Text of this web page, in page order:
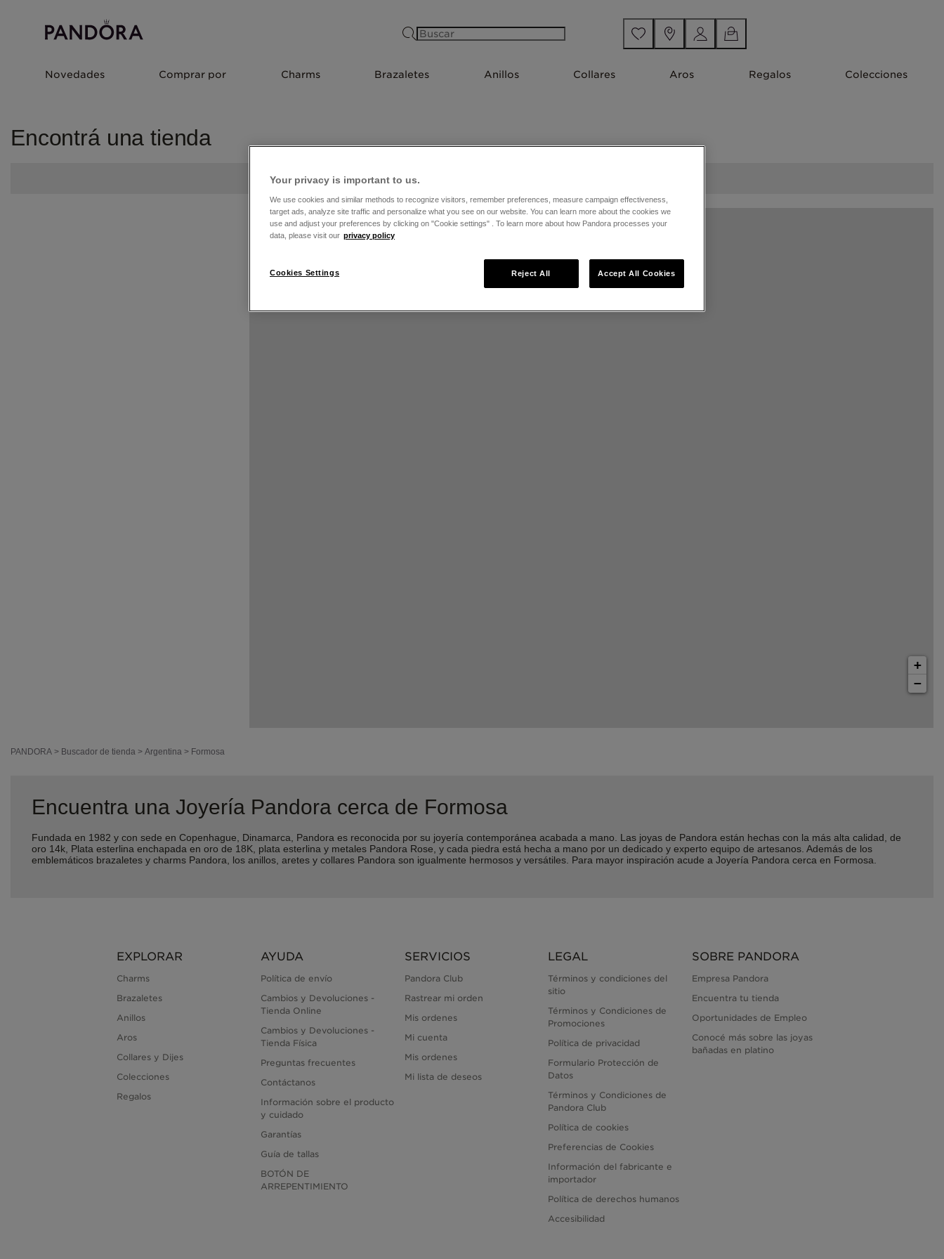
Novedades Comprar por Charms Brazaletes Anillos Collares Aros Regalos Colecciones
Encontrá una tienda
TIENDAS EN FORMOSA
+
−
PANDORA > Buscador de tienda > Argentina > Formosa
Encuentra una Joyería Pandora cerca de Formosa
Fundada en 1982 y con sede en Copenhague, Dinamarca, Pandora es reconocida por su joyería contemporánea acabada a mano. Las joyas de Pandora están hechas con la más alta calidad, de
oro 14k, Plata esterlina enchapada en oro de 18K, plata esterlina y metales Pandora Rose, y cada piedra está hecha a mano por un dedicado y experto equipo de artesanos. Además de los
emblemáticos brazaletes y charms Pandora, los anillos, aretes y collares Pandora son igualmente hermosos y versátiles. Para mayor inspiración acude a Joyería Pandora cerca en Formosa.
EXPLORAR
Charms
Brazaletes
Anillos
Aros
Collares y Dijes
Colecciones
Regalos
AYUDA
Política de envío
Cambios y Devoluciones -
Tienda Online
Cambios y Devoluciones -
Tienda Física
Preguntas frecuentes
Contáctanos
Información sobre el producto
y cuidado
Garantías
Guía de tallas
BOTÓN DE
ARREPENTIMIENTO
SERVICIOS
Pandora Club
Rastrear mi orden
Mis ordenes
Mi cuenta
Mis ordenes
Mi lista de deseos
LEGAL
Términos y condiciones del
sitio
Términos y Condiciones de
Promociones
Política de privacidad
Formulario Protección de
Datos
Términos y Condiciones de
Pandora Club
Política de cookies
Preferencias de Cookies
Información del fabricante e
importador
Política de derechos humanos
Accesibilidad
SOBRE PANDORA
Empresa Pandora
Encuentra tu tienda
Oportunidades de Empleo
Conocé más sobre las joyas
bañadas en platino
Your privacy is important to us.
We use cookies and similar methods to recognize visitors, remember preferences, measure campaign effectiveness,
target ads, analyze site traffic and personalize what you see on our website. You can learn more about the cookies we
use and adjust your preferences by clicking on "Cookie settings" . To learn more about how Pandora processes your
data, please visit our privacy policy
Cookies Settings Reject All Accept All Cookies